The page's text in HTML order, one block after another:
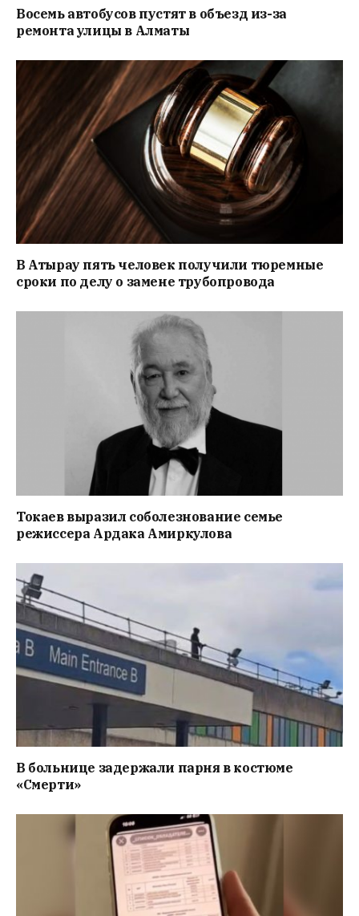
Восемь автобусов пустят в объезд из-за
ремонта улицы в Алматы
В Атырау пять человек получили тюремные
сроки по делу о замене трубопровода
Токаев выразил соболезнование семье
режиссера Ардака Амиркулова
В больнице задержали парня в костюме
«Смерти»